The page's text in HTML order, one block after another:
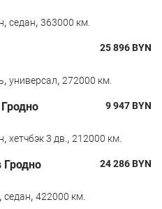
, седан, 363000 км.
25 896BYN
, универсал, 272000 км.
9 947BYN
, хетчбэк 3 дв., 212000 км.
Гродно 24 286BYN
, седан, 422000 км.